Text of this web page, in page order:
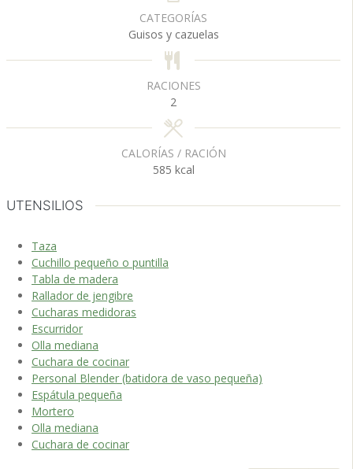
s
s
CATEGORÍAS
Guisos y cazuelas
RACIONES
2
CALORÍAS / RACIÓN
585 kcal
UTENSILIOS
Taza
Cuchillo pequeño o puntilla
Tabla de madera
Rallador de jengibre
Cucharas medidoras
Escurridor
Olla mediana
Cuchara de cocinar
Personal Blender (batidora de vaso pequeña)
Espátula pequeña
Mortero
Olla mediana
Cuchara de cocinar